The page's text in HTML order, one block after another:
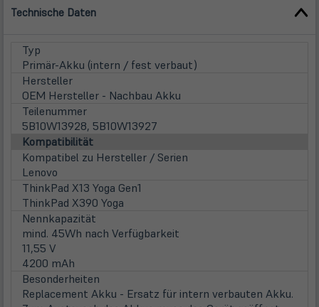
Technische Daten
Typ
Primär-Akku (intern / fest verbaut)
Hersteller
OEM Hersteller - Nachbau Akku
Teilenummer
5B10W13928, 5B10W13927
Kompatibilität
Kompatibel zu Hersteller / Serien
Lenovo
ThinkPad X13 Yoga Gen1
ThinkPad X390 Yoga
Nennkapazität
mind. 45Wh nach Verfügbarkeit
11,55 V
4200 mAh
Besonderheiten
Replacement Akku - Ersatz für intern verbauten Akku.